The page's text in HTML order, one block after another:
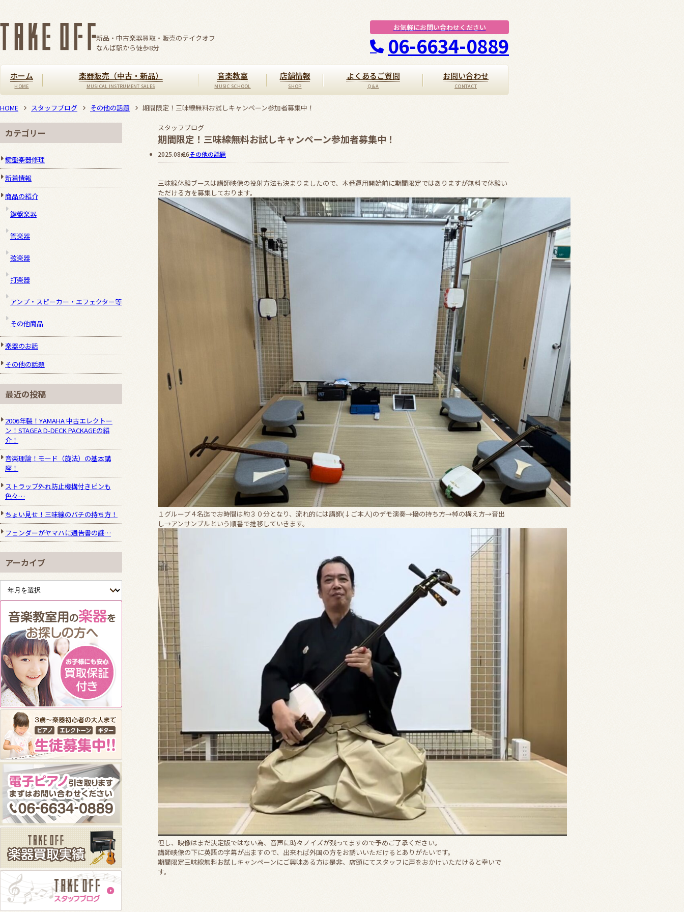
新品・中古楽器買取・販売のテイクオフ
なんば駅から徒歩8分
お気軽にお問い合わせください
06-6634-0889
ホーム 楽器販売（中古・新品） 音楽教室 店舗情報 よくあるご質問 お問い合わせ
HOME スタッフブログ その他の話題 期間限定！三味線無料お試しキャンペーン参加者募集中！
スタッフブログ
期間限定！三味線無料お試しキャンペーン参加者募集中！
2025.08.26その他の話題
三味線体験ブースは講師映像の投射方法も決まりましたので、本番運用開始前に期間限定ではありますが無料で体験い
ただける方を募集しております。
１グループ４名迄でお時間は約３０分となり、流れ的には講師(↓ご本人)のデモ演奏→撥の持ち方→棹の構え方→音出
し→アンサンブルという順番で推移していきます。
但し、映像はまだ決定版ではない為、音声に時々ノイズが残ってますので予めご了承ください。
講師映像の下に英語の字幕が出ますので、出来れば外国の方をお誘いいただけるとありがたいです。
期間限定三味線無料お試しキャンペーンにご興味ある方は是非、店頭にてスタッフに声をおかけいただけると幸いで
す。
カテゴリー
鍵盤楽器修理
新着情報
商品の紹介
鍵盤楽器
管楽器
弦楽器
打楽器
アンプ・スピーカー・エフェクター等
その他商品
楽器のお話
その他の話題
最近の投稿
2006年製！YAMAHA 中古エレクトー
ン！STAGEA D-DECK PACKAGEの紹
介！
音楽理論！モード（旋法）の基本講
座！
ストラップ外れ防止機構付きピンも
色々…
ちょい見せ！三味線のバチの持ち方！
フェンダーがヤマハに通告書の謎…
アーカイブ